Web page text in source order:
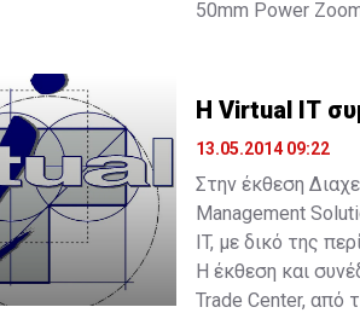
50mm Power
H Virtual IT
13.05.2014 09:22
Στην έκθεση
Management
IT, με δικό της
Η έκθεση και
Trade Center, από